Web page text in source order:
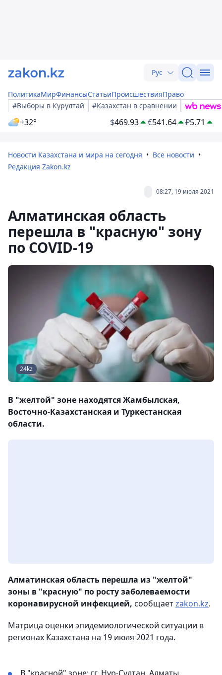
Рус
ПолитикаМирФинансыСтатьиПроисшествияПраво
#Выборы в Курултай
#Казахстан в сравнении
+32° $469.93 €541.64 ₽5.71
Новости Казахстана и мира на сегодня
Все новости
Редакция Zakon.kz
08:27, 19 июля 2021
Алматинская область
перешла в "красную" зону
по COVID-19
24kz
В "желтой" зоне находятся Жамбылская,
Восточно-Казахстанская и Туркестанская
области.
Алматинская область перешла из "желтой"
зоны в "красную" по росту заболеваемости
коронавирусной инфекцией, сообщаетzakon.kz.
Матрица оценки эпидемиологической ситуации в
регионах Казахстана на 19 июля 2021 года.